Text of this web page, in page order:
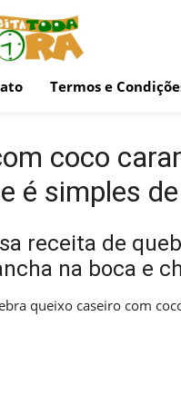
Termos e
coco
é simples
receita de
na boca e
queixo caseiro com